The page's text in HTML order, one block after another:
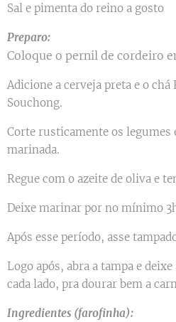
Sal e pimenta do reino a gosto
Preparo:
Coloque o pernil de cordeiro
Adicione a cerveja preta e o
Souchong.
Corte rusticamente os legumes
marinada.
Regue com o azeite de oliva e
Deixe marinar por no mínimo
Após esse período, asse
Logo após, abra a tampa e
cada lado, pra dourar bem a
Ingredientes (farofinha):